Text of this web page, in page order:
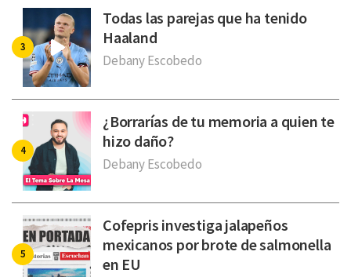
Todas las parejas que ha tenido
Haaland
Debany Escobedo
¿Borrarías de tu memoria a quien te
hizo daño?
Debany Escobedo
Cofepris investiga jalapeños
mexicanos por brote de salmonella
en EU